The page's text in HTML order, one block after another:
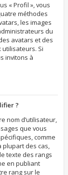
« Profil », vous
méthodes
les images
du
avatars et des
Si
invitons à
?
nom d’utilisateur,
que vous
comme
plupart des cas,
texte des rangs
en publiant
rang sur le